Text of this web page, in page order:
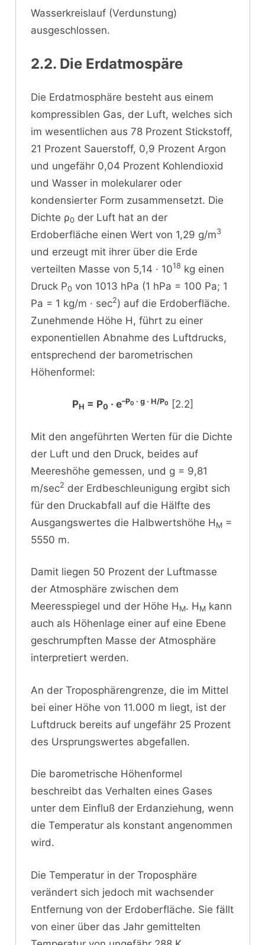
Wasserkreislauf (Verdunstung)
ausgeschlossen.
2.2. Die Erdatmospäre
Die Erdatmosphäre besteht aus einem
kompressiblen Gas, der Luft, welches sich
im wesentlichen aus 78 Prozent Stickstoff,
21 Prozent Sauerstoff, 0,9 Prozent Argon
und ungefähr 0,04 Prozent Kohlendioxid
und Wasser in molekularer oder
kondensierter Form zusammensetzt. Die
Dichte ρ0 der Luft hat an der
Erdoberfläche einen Wert von 1,29 g/m3
und erzeugt mit ihrer über die Erde
verteilten Masse von 5,14 · 1018 kg einen
Druck P0 von 1013 hPa (1 hPa = 100 Pa; 1
Pa = 1 kg/m · sec2) auf die Erdoberfläche.
Zunehmende Höhe H, führt zu einer
exponentiellen Abnahme des Luftdrucks,
entsprechend der barometrischen
Höhenformel:
PH = P0 · e–P0 · g · H/P0 [2.2]
Mit den angeführten Werten für die Dichte
der Luft und den Druck, beides auf
Meereshöhe gemessen, und g = 9,81
m/sec2 der Erdbeschleunigung ergibt sich
für den Druckabfall auf die Hälfte des
Ausgangswertes die Halbwertshöhe H M =
5550 m.
Damit liegen 50 Prozent der Luftmasse
der Atmosphäre zwischen dem
Meeresspiegel und der Höhe H M. H M kann
auch als Höhenlage einer auf eine Ebene
geschrumpften Masse der Atmosphäre
interpretiert werden.
An der Troposphärengrenze, die im Mittel
bei einer Höhe von 11.000 m liegt, ist der
Luftdruck bereits auf ungefähr 25 Prozent
des Ursprungswertes abgefallen.
Die barometrische Höhenformel
beschreibt das Verhalten eines Gases
unter dem Einfluß der Erdanziehung, wenn
die Temperatur als konstant angenommen
wird.
Die Temperatur in der Troposphäre
verändert sich jedoch mit wachsender
Entfernung von der Erdoberfläche. Sie fällt
von einer über das Jahr gemittelten